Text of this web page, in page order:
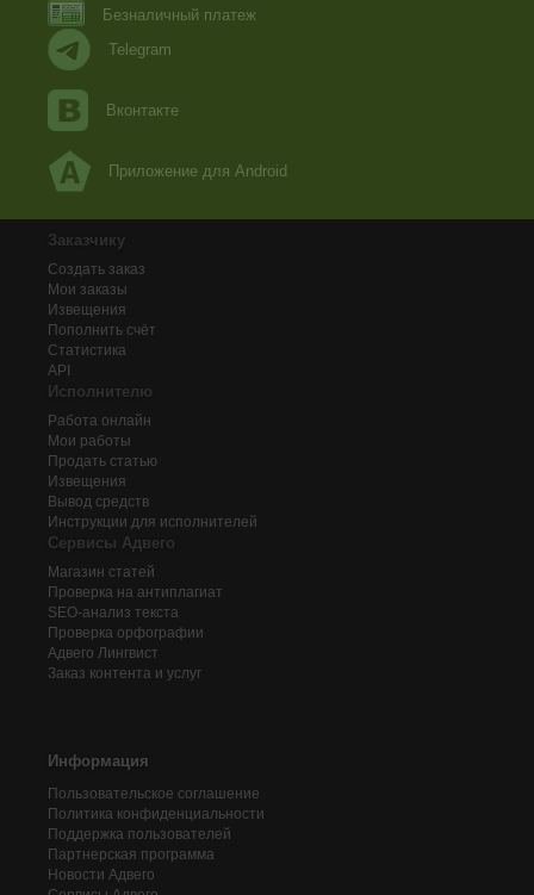
Безналичный платеж
Telegram
Вконтакте
Приложение для Android
Заказчику
Создать заказ
Мои заказы
Извещения
Пополнить счёт
Статистика
API
Исполнителю
Работа онлайн
Мои работы
Продать статью
Извещения
Вывод средств
Инструкции для исполнителей
Сервисы Адвего
Магазин статей
Проверка на антиплагиат
SEO-анализ текста
Проверка орфографии
Адвего Лингвист
Заказ контента и услуг
Информация
Пользовательское соглашение
Политика конфиденциальности
Поддержка пользователей
Партнерская программа
Новости Адвего